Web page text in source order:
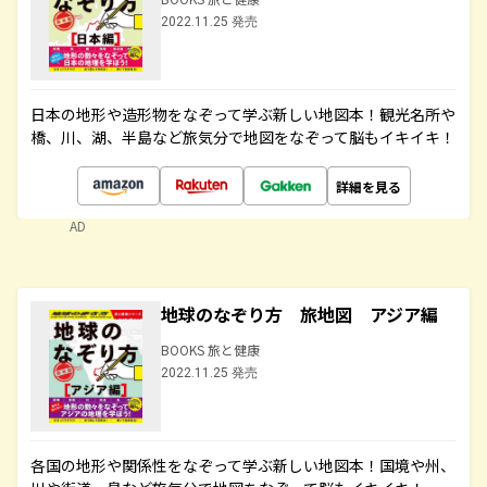
2022.11.25 発売
日本の地形や造形物をなぞって学ぶ新しい地図本！観光名所や
橋、川、湖、半島など旅気分で地図をなぞって脳もイキイキ！
詳細を見る
AD
地球のなぞり方 旅地図 アジア編
BOOKS 旅と健康
2022.11.25 発売
各国の地形や関係性をなぞって学ぶ新しい地図本！国境や州、